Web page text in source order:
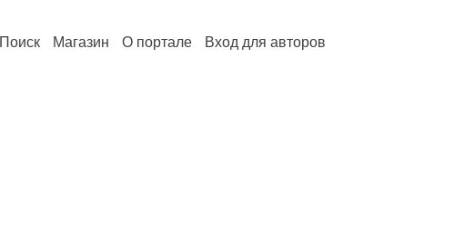
Поиск Магазин О портале Вход для авторов